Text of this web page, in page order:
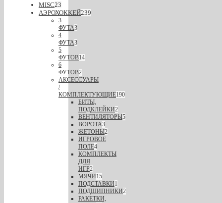
MISC23
АЭРОХОККЕЙ239
3
ФУТА3
4
ФУТА3
5
ФУТОВ14
6
ФУТОВ2
АКСЕССУАРЫ
/
КОМПЛЕКТУЮЩИЕ190
БИТЫ,
ПОДКЛЕЙКИ2
ВЕНТИЛЯТОРЫ5
ВОРОТА3
ЖЕТОНЫ2
ИГРОВОЕ
ПОЛЕ4
КОМПЛЕКТЫ
ДЛЯ
ИГР2
МЯЧИ15
ПОДСТАВКИ1
ПОДШИПНИКИ2
РАКЕТКИ,